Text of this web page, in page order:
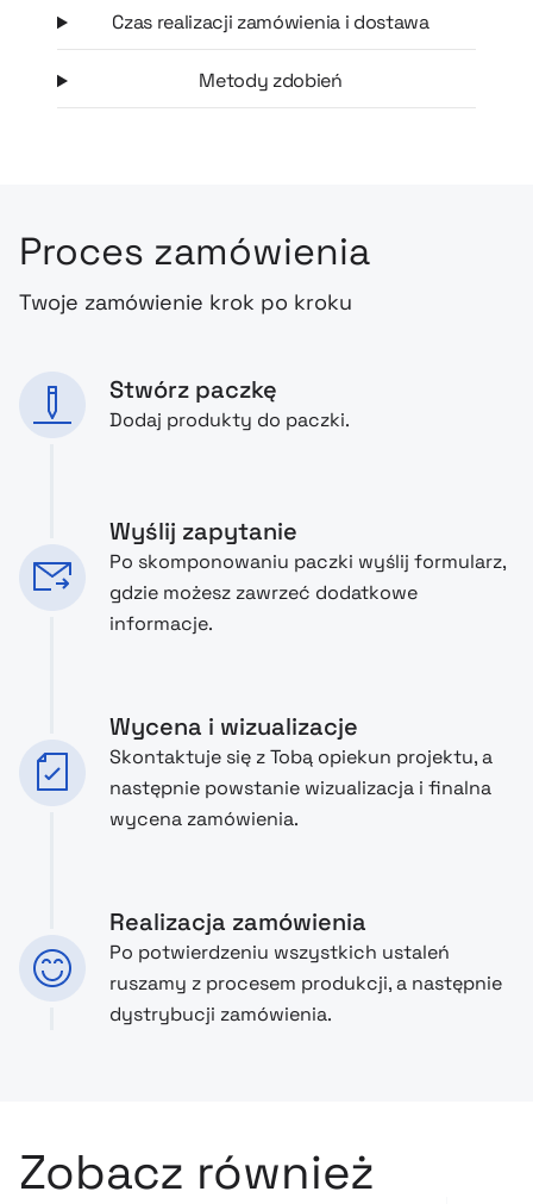
Czas realizacji zamówienia i dostawa
Metody zdobień
Proces zamówienia
Twoje zamówienie krok po kroku
Stwórz paczkę
Dodaj produkty do paczki.
Wyślij zapytanie
Po skomponowaniu paczki wyślij formularz,
gdzie możesz zawrzeć dodatkowe
informacje.
Wycena i wizualizacje
Skontaktuje się z Tobą opiekun projektu, a
następnie powstanie wizualizacja i finalna
wycena zamówienia.
Realizacja zamówienia
Po potwierdzeniu wszystkich ustaleń
ruszamy z procesem produkcji, a następnie
dystrybucji zamówienia.
Zobacz również